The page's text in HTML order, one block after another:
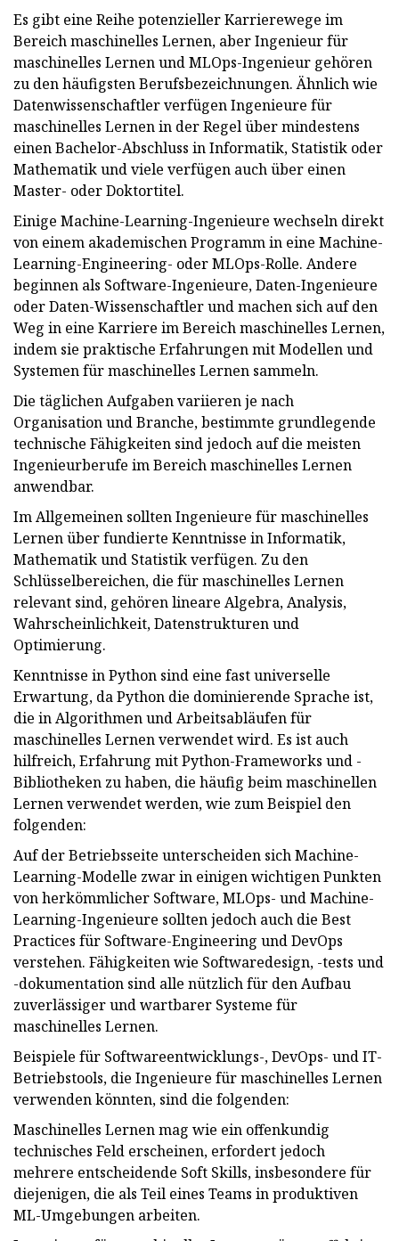
Es gibt eine Reihe potenzieller Karrierewege im
Bereich maschinelles Lernen, aber Ingenieur für
maschinelles Lernen und MLOps-Ingenieur gehören
zu den häufigsten Berufsbezeichnungen. Ähnlich wie
Datenwissenschaftler verfügen Ingenieure für
maschinelles Lernen in der Regel über mindestens
einen Bachelor-Abschluss in Informatik, Statistik oder
Mathematik und viele verfügen auch über einen
Master- oder Doktortitel.
Einige Machine-Learning-Ingenieure wechseln direkt
von einem akademischen Programm in eine Machine-
Learning-Engineering- oder MLOps-Rolle. Andere
beginnen als Software-Ingenieure, Daten-Ingenieure
oder Daten-Wissenschaftler und machen sich auf den
Weg in eine Karriere im Bereich maschinelles Lernen,
indem sie praktische Erfahrungen mit Modellen und
Systemen für maschinelles Lernen sammeln.
Die täglichen Aufgaben variieren je nach
Organisation und Branche, bestimmte grundlegende
technische Fähigkeiten sind jedoch auf die meisten
Ingenieurberufe im Bereich maschinelles Lernen
anwendbar.
Im Allgemeinen sollten Ingenieure für maschinelles
Lernen über fundierte Kenntnisse in Informatik,
Mathematik und Statistik verfügen. Zu den
Schlüsselbereichen, die für maschinelles Lernen
relevant sind, gehören lineare Algebra, Analysis,
Wahrscheinlichkeit, Datenstrukturen und
Optimierung.
Kenntnisse in Python sind eine fast universelle
Erwartung, da Python die dominierende Sprache ist,
die in Algorithmen und Arbeitsabläufen für
maschinelles Lernen verwendet wird. Es ist auch
hilfreich, Erfahrung mit Python-Frameworks und -
Bibliotheken zu haben, die häufig beim maschinellen
Lernen verwendet werden, wie zum Beispiel den
folgenden:
Auf der Betriebsseite unterscheiden sich Machine-
Learning-Modelle zwar in einigen wichtigen Punkten
von herkömmlicher Software, MLOps- und Machine-
Learning-Ingenieure sollten jedoch auch die Best
Practices für Software-Engineering und DevOps
verstehen. Fähigkeiten wie Softwaredesign, -tests und
-dokumentation sind alle nützlich für den Aufbau
zuverlässiger und wartbarer Systeme für
maschinelles Lernen.
Beispiele für Softwareentwicklungs-, DevOps- und IT-
Betriebstools, die Ingenieure für maschinelles Lernen
verwenden könnten, sind die folgenden:
Maschinelles Lernen mag wie ein offenkundig
technisches Feld erscheinen, erfordert jedoch
mehrere entscheidende Soft Skills, insbesondere für
diejenigen, die als Teil eines Teams in produktiven
ML-Umgebungen arbeiten.